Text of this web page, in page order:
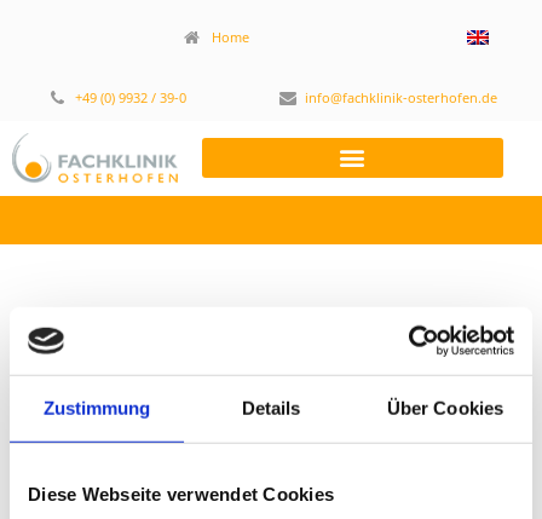
Zustimmung Details Über Cookies
Diese Webseite verwendet Cookies
info@fachklinik-osterhofen.de
+49 (0) 9932 / 39-0
Home
05. 2021
Juni 15, 2021 ,12:07 p.m.